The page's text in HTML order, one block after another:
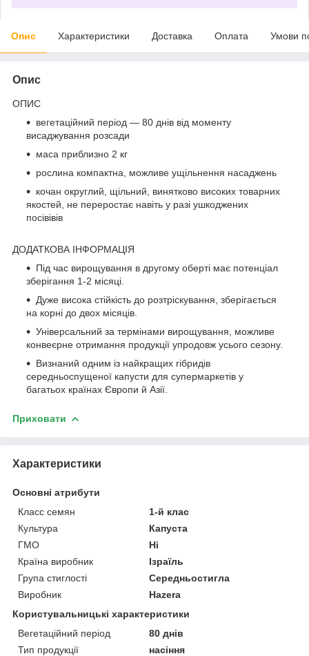
Опис Характеристики Доставка Оплата Умови
Опис
ОПИС
вегетаційний період — 80 днів від моменту
висаджування розсади
маса приблизно 2 кг
рослина компактна, можливе ущільнення насаджень
кочан округлий, щільний, винятково високих товарних
якостей, не переростає навіть у разі ушкоджених
посівівів
ДОДАТКОВА ІНФОРМАЦІЯ
Під час вирощування в другому оберті має потенціал
зберігання 1-2 місяці.
Дуже висока стійкість до розтріскування, зберігається
на корні до двох місяців.
Універсальний за термінами вирощування, можливе
конвеєрне отримання продукції упродовж усього сезону.
Визнаний одним із найкращих гібридів
середньоспущеної капусти для супермаркетів у
багатьох країнах Європи й Азії.
Приховати
Характеристики
Основні атрибути
Класс семян
1-й клас
Культура
Капуста
ГМО
Ні
Країна виробник
Ізраїль
Група стиглості
Середньостигла
Виробник
Hazera
Користувальницькі характеристики
Вегетаційний період
80 днів
Тип продукції
насіння